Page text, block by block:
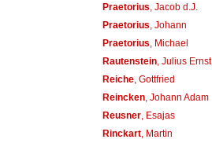
Praetorius , Jacob d.J.
Praetorius , Johann
Praetorius , Michael
Rautenstein, Julius Ernst
Reiche, Gottfried
Reincken, Johann Adam
Reusner, Esajas
Rinckart, Martin